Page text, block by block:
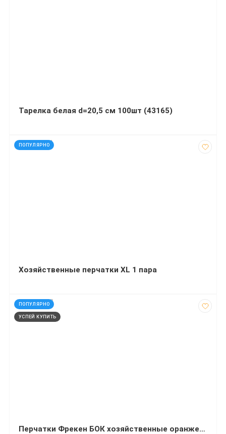
Тарелка белая d=20,5 см 100шт (43165)
ПОПУЛЯРНО
код: 290281
Хозяйственные перчатки XL 1 пара
ПОПУЛЯРНО
УСПЕЙ КУПИТЬ
код: 290303
Перчатки Фрекен БОК хозяйственные оранжевые L